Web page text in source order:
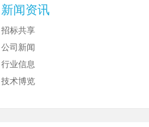
新闻资讯
招标共享
公司新闻
行业信息
技术博览